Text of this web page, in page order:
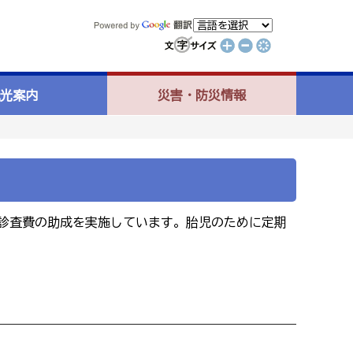
案内 災害・防災情報
費の助成を実施しています。胎児のために定期